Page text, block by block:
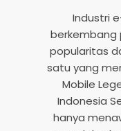
Industri
popularitas
satu yang
Mobile
Indonesia
hanya